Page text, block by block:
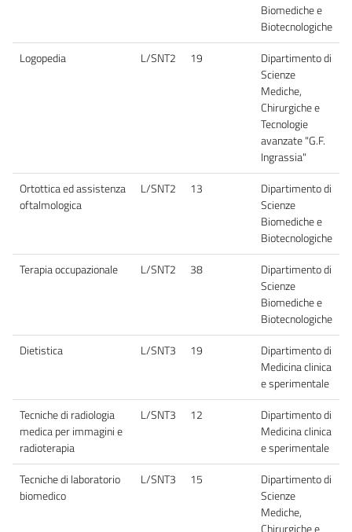
Biomediche e
Biotecnologiche
Logopedia
L/SNT2 19
Dipartimento di
Scienze
Mediche,
Chirurgiche e
Tecnologie
avanzate "G.F.
Ingrassia"
Ortottica ed assistenza
oftalmologica
L/SNT2 13
Dipartimento di
Scienze
Biomediche e
Biotecnologiche
Terapia occupazionale
L/SNT2 38
Dipartimento di
Scienze
Biomediche e
Biotecnologiche
Dietistica
L/SNT3 19
Dipartimento di
Medicina clinica
e sperimentale
Tecniche di radiologia
medica per immagini e
radioterapia
L/SNT3 12
Dipartimento di
Medicina clinica
e sperimentale
Tecniche di laboratorio
biomedico
L/SNT3 15
Dipartimento di
Scienze
Mediche,